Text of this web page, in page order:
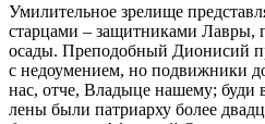
Уми­ли­тель­ное зре­ли­ще
стар­ца­ми – за­щит­ни­ка­ми Лав­ры,
оса­ды. Пре­по­доб­ный Ди­о­ни­сий
с недо­уме­ни­ем, но по­движ­ни­ки
нас, от­че, Вла­ды­це на­ше­му; бу­ди
ле­ны были пат­ри­ар­ху бо­лее